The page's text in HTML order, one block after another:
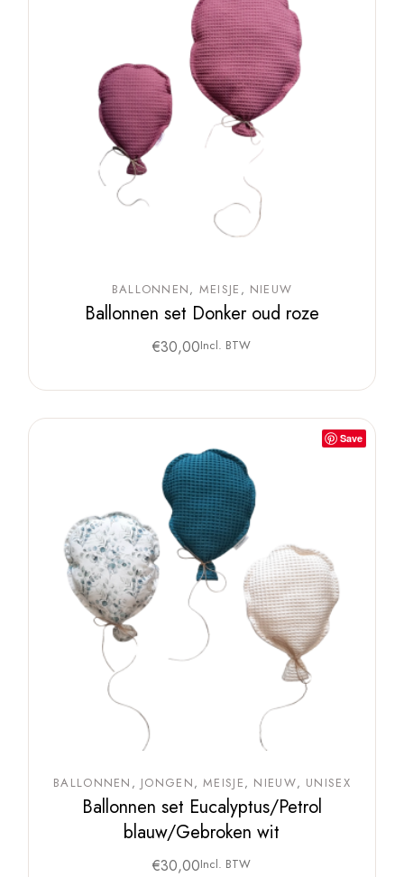
BALLONNEN MEISJE NIEUW
Ballonnen set Donker oud roze
€30,00Incl. BTW
Save
BALLONNEN JONGEN MEISJE NIEUW UNISEX
Ballonnen set Eucalyptus/Petrol
blauw/Gebroken wit
€30,00Incl. BTW